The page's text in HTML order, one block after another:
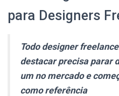
para Designers
Todo designer
destacar precisa parar
um no mercado e
como referência